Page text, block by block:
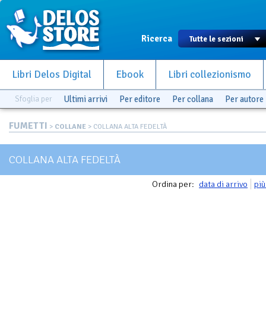
Ricerca
Libri Delos Digital Ebook Libri collezionismo
Sfoglia per Ultimi arrivi Per editore Per collana Per autore
FUMETTI > COLLANE > COLLANA ALTA FEDELTÀ
COLLANA ALTA FEDELTÀ
Ordina per: data di arrivo